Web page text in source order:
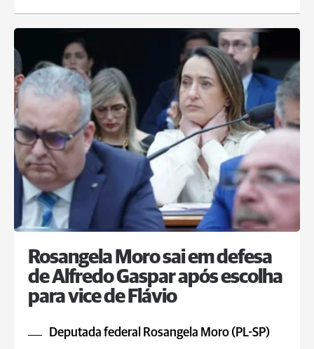
Rosangela Moro sai em defesa
de Alfredo Gaspar após escolha
para vice de Flávio
Deputada federal Rosangela Moro (PL-SP)